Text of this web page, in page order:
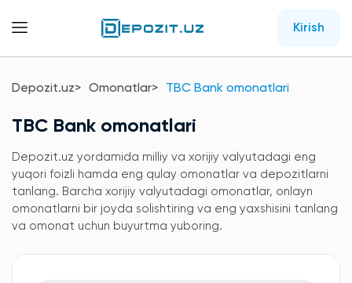
Kirish
Depozit.uz Omonatlar TBC Bank omonatlari
TBC Bank omonatlari
Depozit.uz yordamida milliy va xorijiy valyutadagi eng
yuqori foizli hamda eng qulay omonatlar va depozitlarni
tanlang. Barcha xorijiy valyutadagi omonatlar, onlayn
omonatlarni bir joyda solishtiring va eng yaxshisini tanlang
va omonat uchun buyurtma yuboring.